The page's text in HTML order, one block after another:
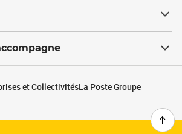
et CollectivitésLa Poste Groupe